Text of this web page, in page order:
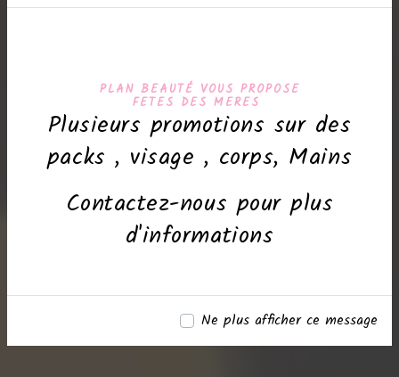
PLAN BEAUTÉ VOUS PROPOSE
FETES DES MERES
Plusieurs promotions sur des
packs , visage , corps, Mains
Contactez-nous pour plus
d'informations
Ne plus afficher ce message